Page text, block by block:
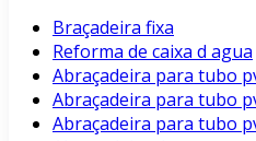
Braçadeira fixa
Reforma de caixa d agua
Abraçadeira para tubo
Abraçadeira para tubo
Abraçadeira para tubo